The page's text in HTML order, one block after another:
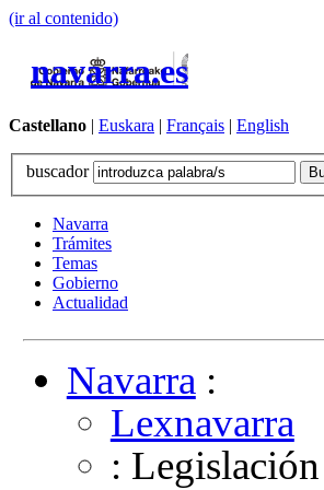
(ir al contenido)
navarra.es
Castellano | Euskara | Français | English
buscador
Navarra
Trámites
Temas
Gobierno
Actualidad
Navarra:
Lexnavarra
: Legislación